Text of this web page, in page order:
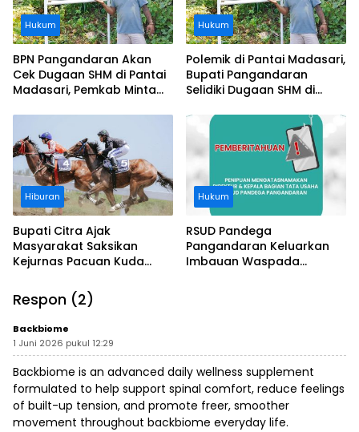
Hukum
BPN Pangandaran Akan
Cek Dugaan SHM di Pantai
Madasari, Pemkab Minta
Hukum
Polemik di Pantai Madasari,
Bupati Pangandaran
Selidiki Dugaan SHM di
Pantai
Hiburan
Bupati Citra Ajak
Masyarakat Saksikan
Kejurnas Pacuan Kuda
Legokjawa
Hukum
RSUD Pandega
Pangandaran Keluarkan
Imbauan Waspada
Respon (2)
Backbiome
1 Juni 2026 pukul 12:29
Backbiome is an advanced daily wellness supplement
formulated to help support spinal comfort, reduce feelings
of built-up tension, and promote freer, smoother
movement throughout backbiome everyday life.